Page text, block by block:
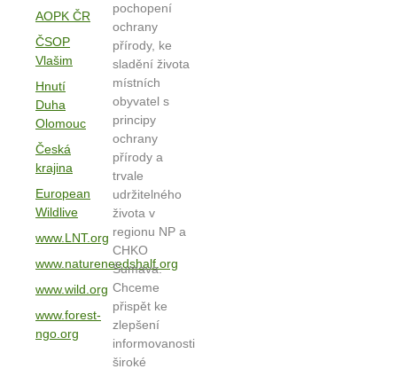
AOPK ČR
ČSOP
Vlašim
Hnutí
Duha
Olomouc
Česká
krajina
European
Wildlive
www.LNT.org
www.natureneedshalf.org
www.wild.org
www.forest-
ngo.org
pochopení
ochrany
přírody, ke
sladění života
místních
obyvatel s
principy
ochrany
přírody a
trvale
udržitelného
života v
regionu NP a
CHKO
Šumava.
Chceme
přispět ke
zlepšení
informovanosti
široké